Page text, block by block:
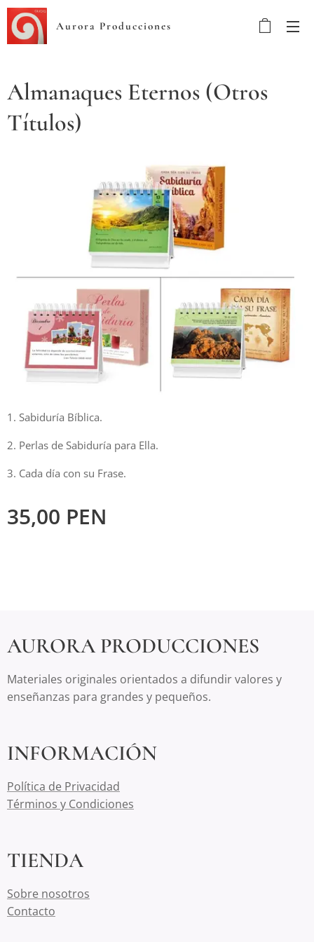
Aurora Producciones
Almanaques Eternos (Otros
Títulos)
1. Sabiduría Bíblica.
2. Perlas de Sabiduría para Ella.
3. Cada día con su Frase.
35,00 PEN
AURORA PRODUCCIONES
Materiales originales orientados a difundir valores y
enseñanzas para grandes y pequeños.
INFORMACIÓN
Política de Privacidad
Términos y Condiciones
TIENDA
Sobre nosotros
Contacto